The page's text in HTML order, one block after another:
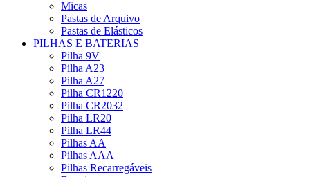
Micas
Pastas de Arquivo
Pastas de Elásticos
PILHAS E BATERIAS
Pilha 9V
Pilha A23
Pilha A27
Pilha CR1220
Pilha CR2032
Pilha LR20
Pilha LR44
Pilhas AA
Pilhas AAA
Pilhas Recarregáveis